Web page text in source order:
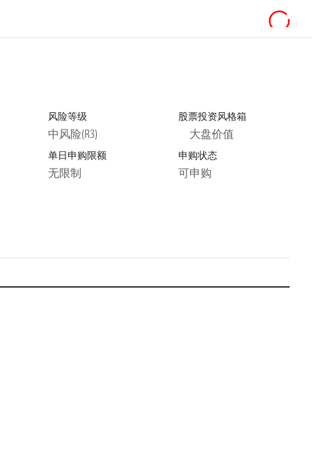
风险等级
中风险(R3)
股票投资风格箱
大盘价值
单日申购限额
无限制
申购状态
可申购